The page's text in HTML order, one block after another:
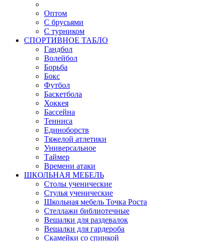
Оптом
С брусьями
С турником
СПОРТИВНОЕ ТАБЛО
Гандбол
Волейбол
Борьба
Бокс
Футбол
Баскетбола
Хоккея
Бассейна
Тенниса
Единоборств
Тяжелой атлетики
Универсальное
Таймер
Времени атаки
ШКОЛЬНАЯ МЕБЕЛЬ
Столы ученические
Стулья ученические
Школьная мебель Точка Роста
Стеллажи библиотечные
Вешалки для раздевалок
Вешалки для гардероба
Скамейки со спинкой